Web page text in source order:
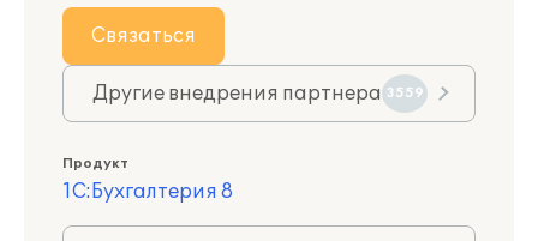
Связаться
Другие внедрения партнера 3559
Продукт
1С:Бухгалтерия 8